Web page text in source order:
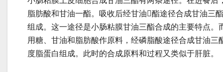
脂肪酸和甘油一酯。吸收后经甘油酯途径合成甘油三
组成。这一途径是小肠粘膜甘油三酯合成的主要特点。
用糖、甘油和脂肪酸作原料，经磷脂酸途径合成甘油
度脂蛋白组成。此时的合成原料和过程又类似于肝